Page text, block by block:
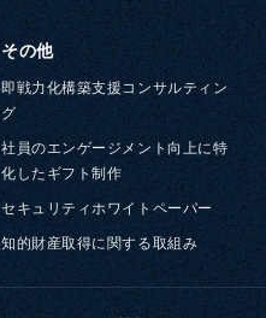
その他
即戦力化構築支援コンサルティン
グ
社員のエンゲージメント向上に特
化したギフト制作
セキュリティホワイトペーパー
知的財産取得に関する取組み